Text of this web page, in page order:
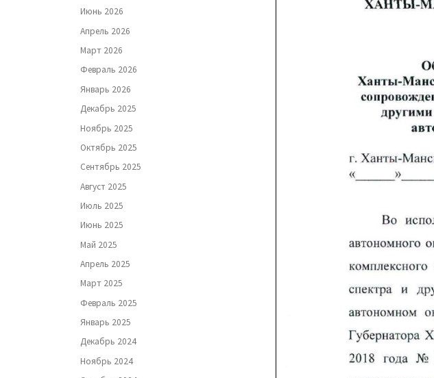
Июнь 2026
Апрель 2026
Март 2026
Февраль 2026
Январь 2026
Декабрь 2025
Ноябрь 2025
Октябрь 2025
Сентябрь 2025
Август 2025
Июль 2025
Июнь 2025
Май 2025
Апрель 2025
Март 2025
Февраль 2025
Январь 2025
Декабрь 2024
Ноябрь 2024